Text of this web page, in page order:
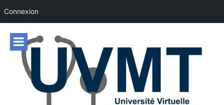
Connexion
contenu